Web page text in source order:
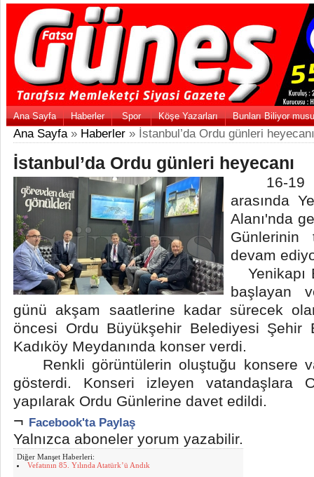
Ana Sayfa Haberler Spor Köşe Yazarları Bunları Biliyor
Ana Sayfa» Haberler » İstanbul’da Ordu günleri heyecanı
İstanbul’da Ordu günleri heyecanı
16-19
arasında
Alanı'nda
Günlerinin
devam
Yenikapı
başlayan
günü akşam saatlerine kadar sürecek
öncesi Ordu Büyükşehir Belediyesi Şehir
Kadıköy Meydanında konser verdi.
Renkli görüntülerin oluştuğu konsere
gösterdi. Konseri izleyen vatandaşlara
yapılarak Ordu Günlerine davet edildi.
¬ Facebook'ta Paylaş
Yalnızca aboneler yorum yazabilir.
Diğer Manşet Haberleri:
Vefatının 85. Yılında Atatürk’ü Andık